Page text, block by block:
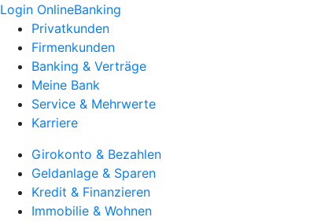
Login OnlineBanking
Privatkunden
Firmenkunden
Banking & Verträge
Meine Bank
Service & Mehrwerte
Karriere
Girokonto & Bezahlen
Geldanlage & Sparen
Kredit & Finanzieren
Immobilie & Wohnen